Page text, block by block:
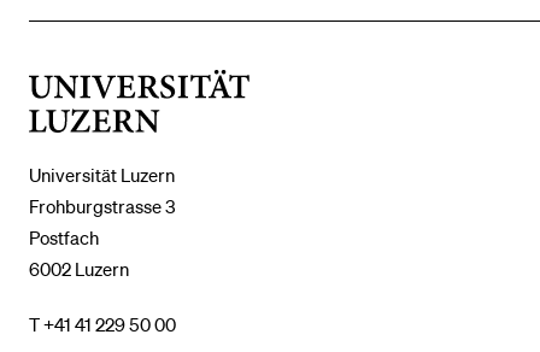
Universität Luzern
Frohburgstrasse 3
Postfach
6002 Luzern
T +41 41 229 50 00
DAS